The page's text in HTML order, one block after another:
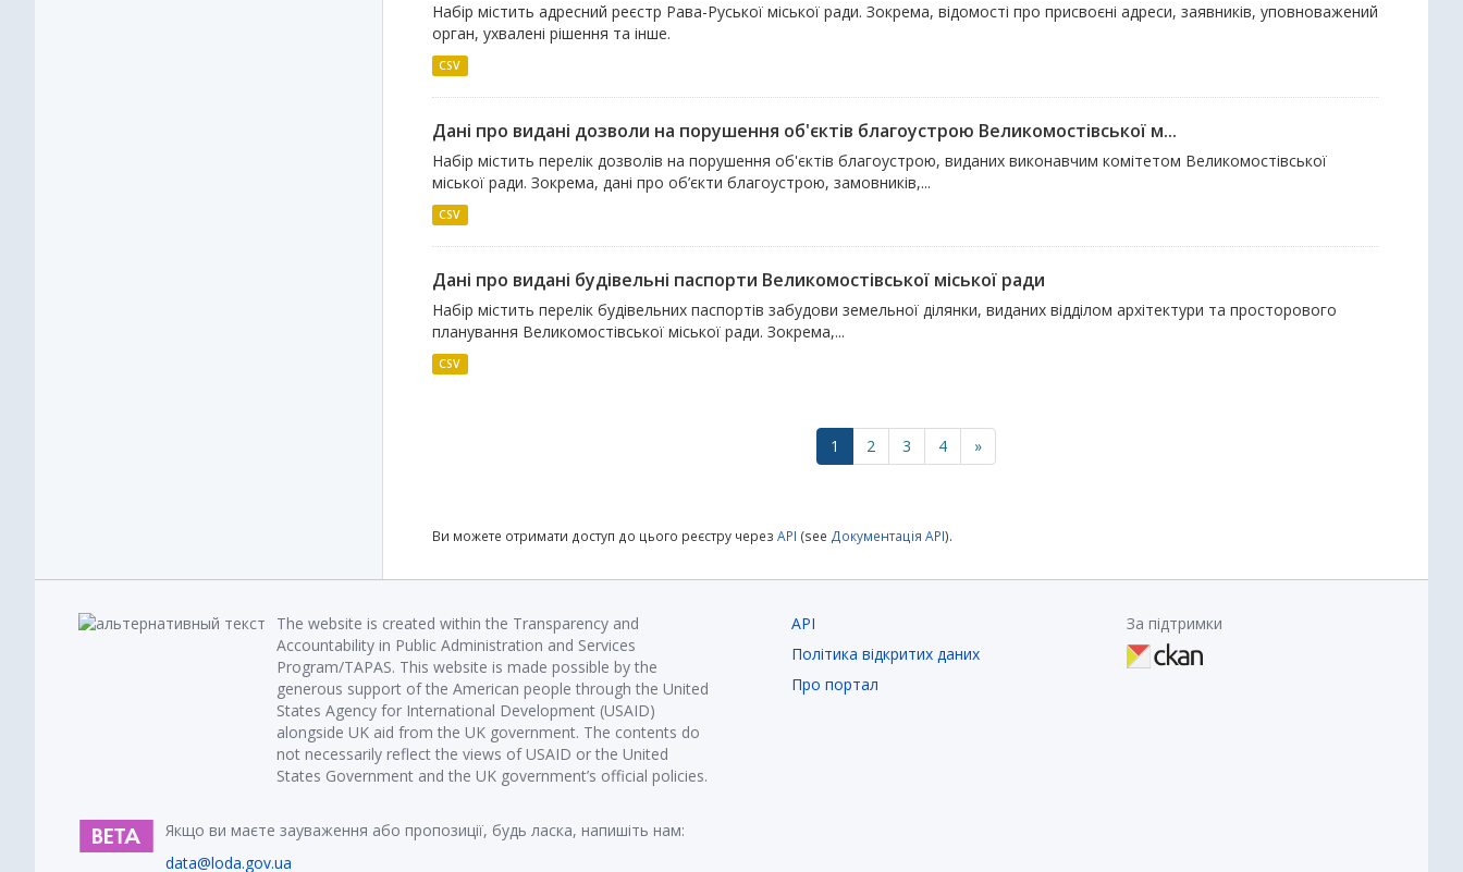
Набір містить адресний реєстр Рава-Руської міської ради. Зокрема, відомості про присвоєні адреси, заявників, уповноважений
орган, ухвалені рішення та інше.
CSV
Дані про видані дозволи на порушення об'єктів благоустрою Великомостівської м...
Набір містить перелік дозволів на порушення об'єктів благоустрою, виданих виконавчим комітетом Великомостівської
міської ради. Зокрема, дані про об’єкти благоустрою, замовників,...
CSV
Дані про видані будівельні паспорти Великомостівської міської ради
Набір містить перелік будівельних паспортів забудови земельної ділянки, виданих відділом архітектури та просторового
планування Великомостівської міської ради. Зокрема,...
CSV
1 2 3 4 »
Ви можете отримати доступ до цього реєстру через API (see Документація API).
The website is created within the Transparency and
Accountability in Public Administration and Services
Program/TAPAS. This website is made possible by the
generous support of the American people through the United
States Agency for International Development (USAID)
alongside UK aid from the UK government. The contents do
not necessarily reflect the views of USAID or the United
States Government and the UK government’s official policies.
Якщо ви маєте зауваження або пропозиції, будь ласка, напишіть нам:
data@loda.gov.ua
API
Політика відкритих даних
Про портал
За підтримки